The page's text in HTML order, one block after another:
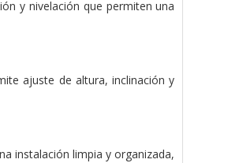
y nivelación que permiten una
ajuste de altura, inclinación y
instalación limpia y organizada,